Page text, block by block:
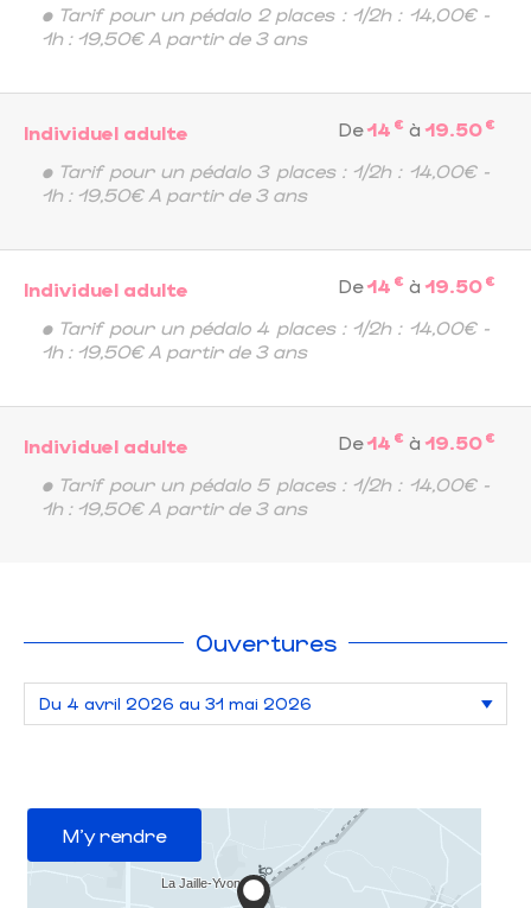
• Tarif pour un pédalo 2 places : 1/2h : 14,00€ -
1h : 19,50€ A partir de 3 ans
Individuel adulte De14 € à 19.50 €
• Tarif pour un pédalo 3 places : 1/2h : 14,00€ -
1h : 19,50€ A partir de 3 ans
Individuel adulte De14 € à19.50 €
• Tarif pour un pédalo 4 places : 1/2h : 14,00€ -
1h : 19,50€ A partir de 3 ans
Individuel adulte De14 € à 19.50 €
• Tarif pour un pédalo 5 places : 1/2h : 14,00€ -
1h : 19,50€ A partir de 3 ans
Ouvertures
M'y rendre